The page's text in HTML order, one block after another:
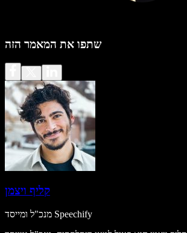
שתפו את המאמר הזה
קליף ויצמן
מנכ"ל ומייסד Speechify